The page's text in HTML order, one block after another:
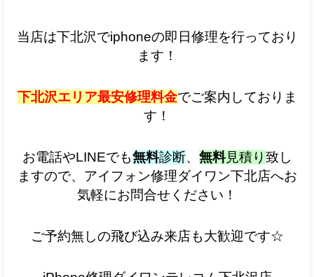
当店は下北沢でiphoneの即日修理を行っており
ます！
下北沢エリア最安修理料金でご案内しておりま
す！
お電話やLINEでも無料診断、 無料見積り致し
ますので、アイフォン修理ダイワン下北店へお
気軽にお問合せください！
ご予約無しの飛び込み来店も大歓迎です☆